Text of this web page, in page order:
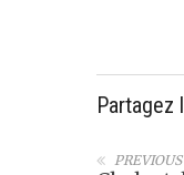
Partagez